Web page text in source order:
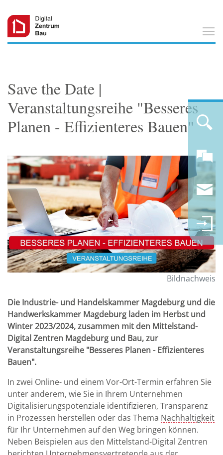
Save the Date |
Veranstaltungsreihe "Besseres
Planen - Effizienteres Bauen"
Bildnachweis
Die Industrie- und Handelskammer Magdeburg und die
Handwerkskammer Magdeburg laden im Herbst und
Winter 2023/2024, zusammen mit den Mittelstand-
Digital Zentren Magdeburg und Bau, zur
Veranstaltungsreihe "Besseres Planen - Effizienteres
Bauen".
In zwei Online- und einem Vor-Ort-Termin erfahren Sie
unter anderem, wie Sie in Ihrem Unternehmen
Digitalisierungspotenziale identifizieren, Transparenz
in Prozessen herstellen oder das Thema Nachhaltigkeit
für Ihr Unternehmen auf den Weg bringen können.
Neben Beispielen aus den Mittelstand-Digital Zentren